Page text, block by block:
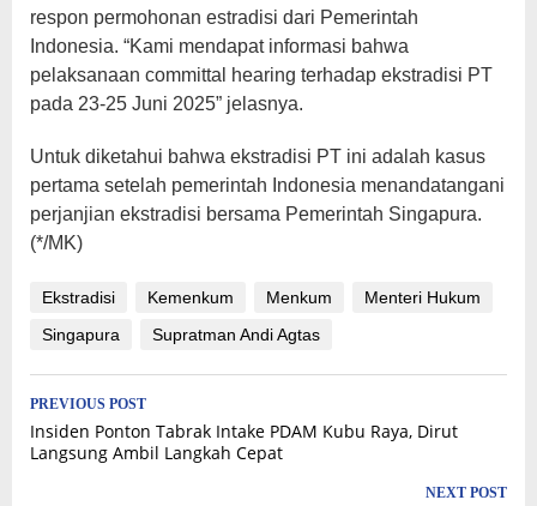
respon permohonan estradisi dari Pemerintah
Indonesia. “Kami mendapat informasi bahwa
pelaksanaan committal hearing terhadap ekstradisi PT
pada 23-25 Juni 2025” jelasnya.
Untuk diketahui bahwa ekstradisi PT ini adalah kasus
pertama setelah pemerintah Indonesia menandatangani
perjanjian ekstradisi bersama Pemerintah Singapura.
(*/MK)
Ekstradisi Kemenkum Menkum
Menteri Hukum
Singapura
Supratman Andi Agtas
Post
navigation
PREVIOUS POST
Insiden Ponton Tabrak Intake PDAM Kubu Raya, Dirut
Langsung Ambil Langkah Cepat
NEXT POST